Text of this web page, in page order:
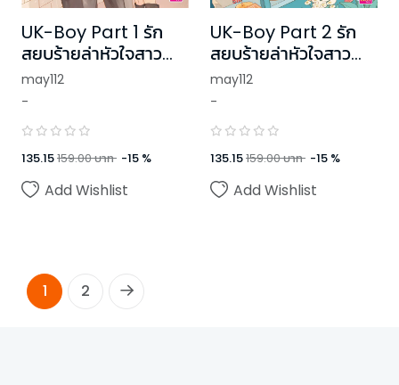
UK-Boy Part 1 รัก
สยบร้ายล่าหัวใจสาว
แสนดี
may112
-
135.15159.00บาท -15 %
Add Wishlist
UK-Boy Part 2 รัก
สยบร้ายล่าหัวใจสาว
แสนดี
may112
-
135.15159.00บาท -15 %
Add Wishlist
1 2